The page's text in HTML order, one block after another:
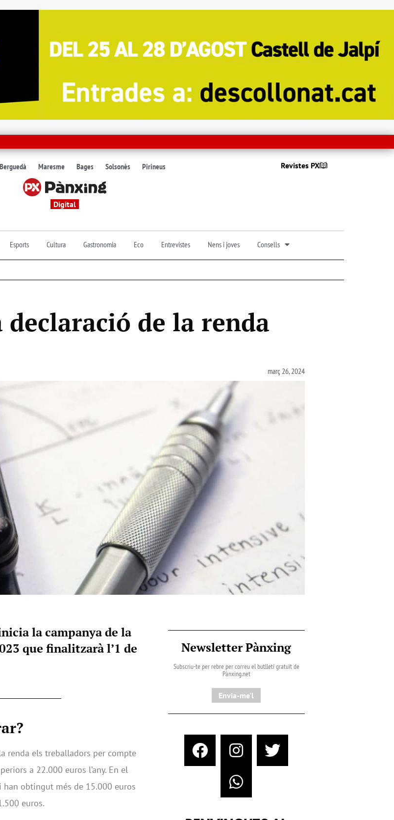
Berguedà Maresme Bages Solsonès Pirineus Revistes PX
Digital
Esports Cultura Gastronomia Eco Entrevistes Nens i joves Consells
de la renda
març 26, 2024
la campanya de la
que finalitzarà l’1 de
renda els treballadors per compte
a 22.000 euros l’any. En el
han obtingut més de 15.000 euros
euros.
Newsletter Pànxing
Subscriu-te per rebre per correu el butlletí gratuït de
Pànxing.net​
Envia-me'l